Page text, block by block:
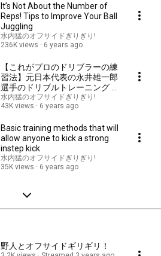
It’s Not About the Number of
Reps! Tips to Improve Your Ball
Juggling
水内猛のオフサイドぎりぎり!
236K views
6 years ago
【これがプロのドリブラーの練
習法】元日本代表の永井雄一郎
選手のドリブルトレーニング 上
級編
水内猛のオフサイドぎりぎり!
43K views
6 years ago
Basic training methods that will
allow anyone to kick a strong
instep kick
水内猛のオフサイドぎりぎり!
35K views
6 years ago
野人とオフサイドギリギリ！